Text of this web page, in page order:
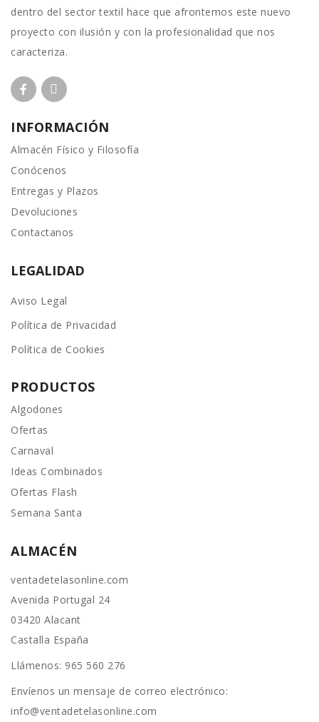
dentro del sector textil hace que afrontemos este nuevo
proyecto con ilusión y con la profesionalidad que nos
caracteriza.
INFORMACIÓN
Almacén Físico y Filosofía
Conócenos
Entregas y Plazos
Devoluciones
Contactanos
LEGALIDAD
Aviso Legal
Política de Privacidad
Política de Cookies
PRODUCTOS
Algodones
Ofertas
Carnaval
Ideas Combinados
Ofertas Flash
Semana Santa
ALMACÉN
ventadetelasonline.com
Avenida Portugal 24
03420 Alacant
Castalla España
Llámenos: 965 560 276
Envíenos un mensaje de correo electrónico:
info@ventadetelasonline.com